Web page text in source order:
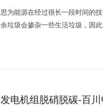
思为能源在经过很长一段时间的
余垃圾会掺杂一些生活垃圾，因
发电机组脱硝脱碳-百